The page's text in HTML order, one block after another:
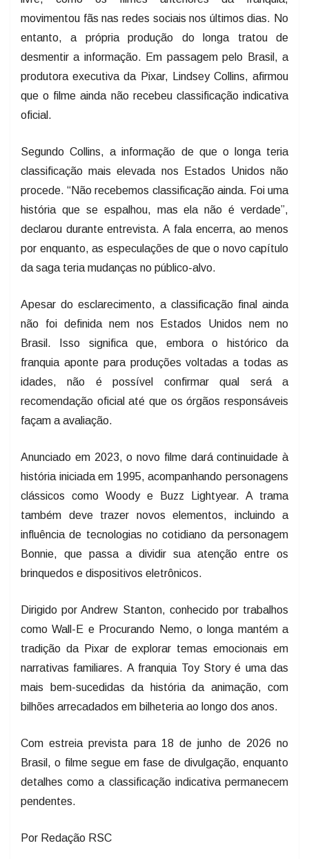
movimentou fãs nas redes sociais nos últimos dias. No
entanto, a própria produção do longa tratou de
desmentir a informação. Em passagem pelo Brasil, a
produtora executiva da Pixar, Lindsey Collins, afirmou
que o filme ainda não recebeu classificação indicativa
oficial.
Segundo Collins, a informação de que o longa teria
classificação mais elevada nos Estados Unidos não
procede. “Não recebemos classificação ainda. Foi uma
história que se espalhou, mas ela não é verdade”,
declarou durante entrevista. A fala encerra, ao menos
por enquanto, as especulações de que o novo capítulo
da saga teria mudanças no público-alvo.
Apesar do esclarecimento, a classificação final ainda
não foi definida nem nos Estados Unidos nem no
Brasil. Isso significa que, embora o histórico da
franquia aponte para produções voltadas a todas as
idades, não é possível confirmar qual será a
recomendação oficial até que os órgãos responsáveis
façam a avaliação.
Anunciado em 2023, o novo filme dará continuidade à
história iniciada em 1995, acompanhando personagens
clássicos como Woody e Buzz Lightyear. A trama
também deve trazer novos elementos, incluindo a
influência de tecnologias no cotidiano da personagem
Bonnie, que passa a dividir sua atenção entre os
brinquedos e dispositivos eletrônicos.
Dirigido por Andrew Stanton, conhecido por trabalhos
como Wall-E e Procurando Nemo, o longa mantém a
tradição da Pixar de explorar temas emocionais em
narrativas familiares. A franquia Toy Story é uma das
mais bem-sucedidas da história da animação, com
bilhões arrecadados em bilheteria ao longo dos anos.
Com estreia prevista para 18 de junho de 2026 no
Brasil, o filme segue em fase de divulgação, enquanto
detalhes como a classificação indicativa permanecem
pendentes.
Por Redação RSC